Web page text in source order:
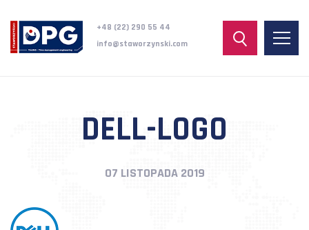
+48 (22) 290 55 44
info@staworzynski.com
DELL-LOGO
07 LISTOPADA 2019